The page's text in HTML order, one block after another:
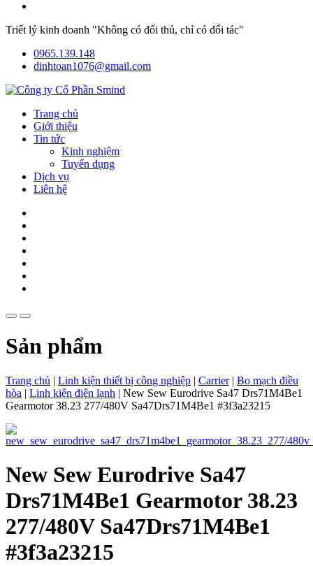
Triết lý kinh doanh "Không có đối thủ, chỉ có đối tác"
0965.139.148
dinhtoan1076@gmail.com
Trang chủ
Giới thiệu
Tin tức
Kinh nghiệm
Tuyển dụng
Dịch vụ
Liên hệ
Sản phẩm
Trang chủ | Linh kiện thiết bị công nghiệp | Carrier| Bo mạch điều
hòa | Linh kiện điện lạnh | New Sew Eurodrive Sa47 Drs71M4Be1
Gearmotor 38.23 277/480V Sa47Drs71M4Be1 #3f3a23215
New Sew Eurodrive Sa47
Drs71M4Be1 Gearmotor 38.23
277/480V Sa47Drs71M4Be1
#3f3a23215